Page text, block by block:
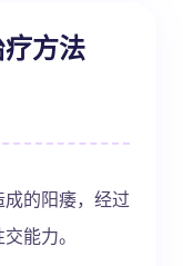
方法
的阳痿，经过
能力。